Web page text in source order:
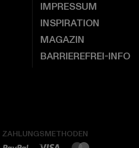
IMPRESSUM
INSPIRATION
MAGAZIN
BARRIEREFREI-INFO
ZAHLUNGSMETHODEN